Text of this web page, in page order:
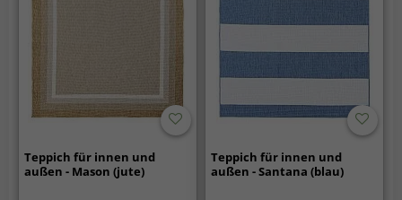
Teppich für innen und
außen - Mason (jute)
Teppich für innen und
außen - Santana (blau)